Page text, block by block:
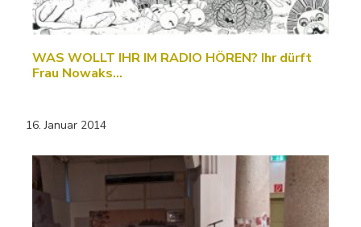
WAS WOLLT IHR IM RADIO HÖREN? Ihr dürft
Frau Nowaks…
16. Januar 2014